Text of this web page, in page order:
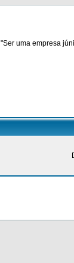
"Ser uma empresa